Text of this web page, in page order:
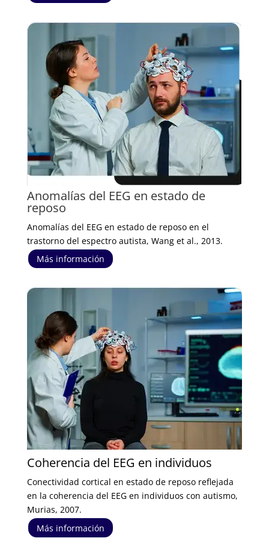
Anomalías del EEG en estado de
reposo
Anomalías del EEG en estado de reposo en el
trastorno del espectro autista, Wang et al., 2013.
Más información
Coherencia del EEG en individuos
Conectividad cortical en estado de reposo reflejada
en la coherencia del EEG en individuos con autismo,
Murias, 2007.
Más información